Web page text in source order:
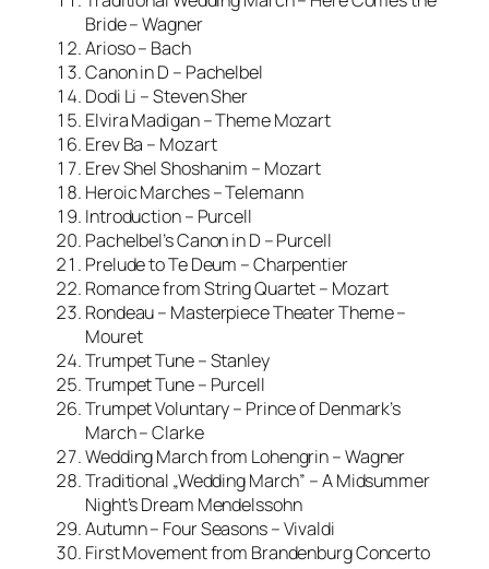
Bride – Wagner
Arioso – Bach
Canon in D – Pachelbel
Dodi Li – Steven Sher
Elvira Madigan – Theme Mozart
Erev Ba – Mozart
Erev Shel Shoshanim – Mozart
Heroic Marches – Telemann
Introduction – Purcell
Pachelbel’s Canon in D – Purcell
Prelude to Te Deum – Charpentier
Romance from String Quartet – Mozart
Rondeau – Masterpiece Theater Theme –
Mouret
Trumpet Tune – Stanley
Trumpet Tune – Purcell
Trumpet Voluntary – Prince of Denmark’s
March – Clarke
Wedding March from Lohengrin – Wagner
Traditional „Wedding March” – A Midsummer
Night’s Dream Mendelssohn
Autumn – Four Seasons – Vivaldi
First Movement from Brandenburg Concerto